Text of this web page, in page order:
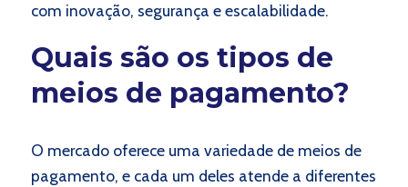
com inovação, segurança e escalabilidade.
Quais são os tipos de
meios de pagamento?
O mercado oferece uma variedade de meios de
pagamento, e cada um deles atende a diferentes